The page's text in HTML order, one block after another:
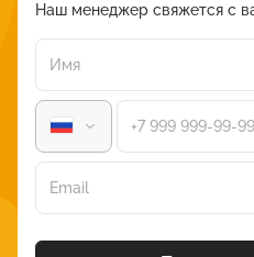
Монитор
разработки
графики.
Наш менеджер свяжется с